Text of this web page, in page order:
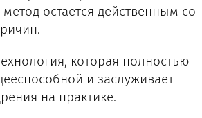
остается действенным со
которая полностью
и заслуживает
на практике.